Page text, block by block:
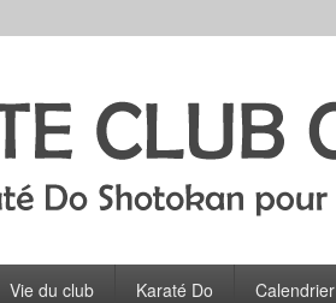
Vie du club Karaté Do Calendrier